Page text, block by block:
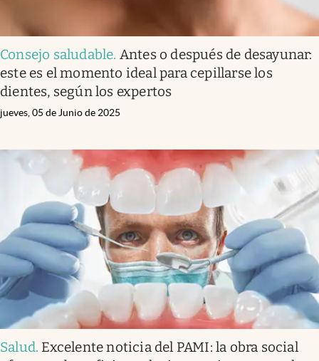
Consejo saludable. Antes o después de desayunar:
este es el momento ideal para cepillarse los
dientes, según los expertos
jueves, 05 de Junio de 2025
Salud. Excelente noticia del PAMI: la obra social